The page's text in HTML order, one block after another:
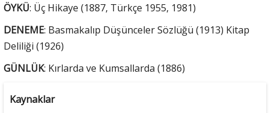
ÖYKÜ: Üç Hikaye (1887, Türkçe 1955, 1981)
DENEME: Basmakalıp Düşünceler Sözlüğü (1913) Kitap
Deliliği (1926)
GÜNLÜK: Kırlarda ve Kumsallarda (1886)
Kaynaklar